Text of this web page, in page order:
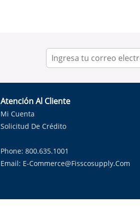
Atención Al Cliente
Mi Cuenta
Solicitud De Crédito
Phone: 800.635.1001
Email: E-Commerce@fisscosupply.com